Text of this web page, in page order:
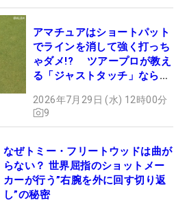
アマチュアはショートパット
でラインを消して強く打っち
ゃダメ!? ツアープロが教え
る「ジャストタッチ」なら3
2026年7月29日 (水) 12時00分
9
なぜトミー・フリートウッドは曲が
らない？ 世界屈指のショットメー
カーが行う”右腕を外に回す切り返
し”の秘密